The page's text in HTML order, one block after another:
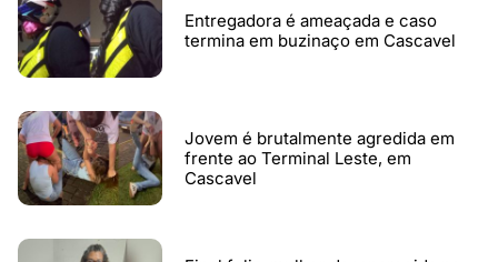
Entregadora é ameaçada e caso
termina em buzinaço em Cascavel
Jovem é brutalmente agredida em
frente ao Terminal Leste, em
Cascavel